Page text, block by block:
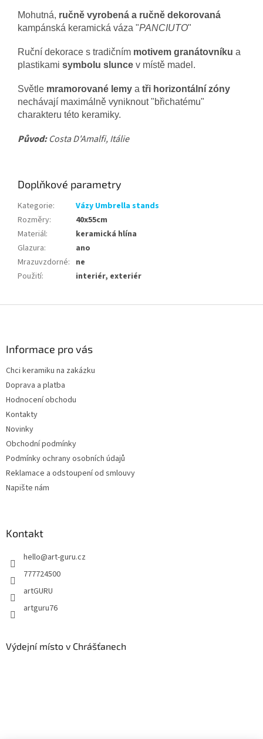
Mohutná, ručně vyrobená a ručně dekorovaná
kampánská keramická váza "PANCIUTO"
Ruční dekorace s tradičním motivem granátovníku a
plastikami symbolu slunce v místě madel.
Světle mramorované lemy a tři horizontální zóny
nechávají maximálně vyniknout "břichatému"
charakteru této keramiky.
Původ: Costa D'Amalfi, Itálie
Doplňkové parametry
Kategorie:
Vázy Umbrella stands
Rozměry:
40x55cm
Materiál:
keramická hlína
Glazura:
ano
Mrazuvzdorné: ne
Použití: interiér, exteriér
Informace pro vás
Chci keramiku na zakázku
Doprava a platba
Hodnocení obchodu
Kontakty
Novinky
Obchodní podmínky
Podmínky ochrany osobních údajů
Reklamace a odstoupení od smlouvy
Napište nám
Kontakt
hello@art-guru.cz
777724500
artGURU
artguru76
Výdejní místo v Chrášťanech